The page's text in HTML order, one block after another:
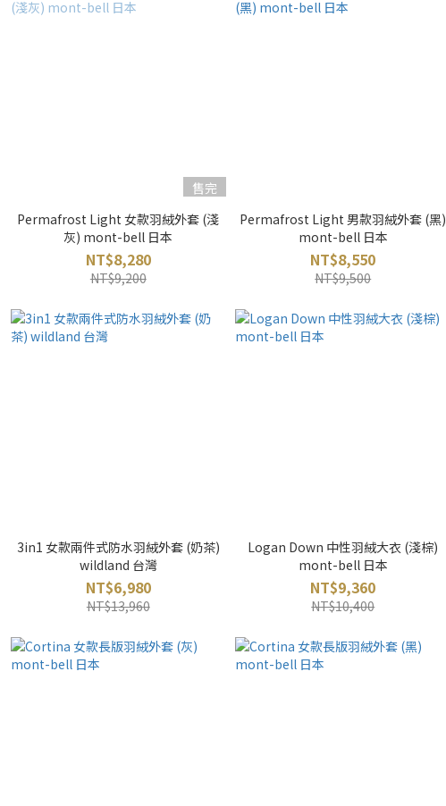
售完
Permafrost Light 女款羽絨外套 (淺
灰) mont-bell 日本
NT$8,280
NT$9,200
Permafrost Light 男款羽絨外套 (黑)
mont-bell 日本
NT$8,550
NT$9,500
3in1 女款兩件式防水羽絨外套 (奶茶)
wildland 台灣
NT$6,980
NT$13,960
Logan Down 中性羽絨大衣 (淺棕)
mont-bell 日本
NT$9,360
NT$10,400